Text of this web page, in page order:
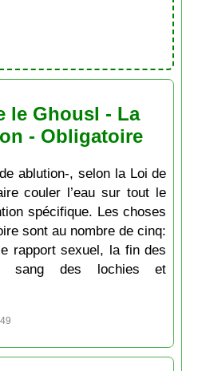
le Ghousl - La
- Obligatoire
ablution-, selon la Loi de
couler l’eau sur tout le
spécifique. Les choses
sont au nombre de cinq:
rapport sexuel, la fin des
des lochies et